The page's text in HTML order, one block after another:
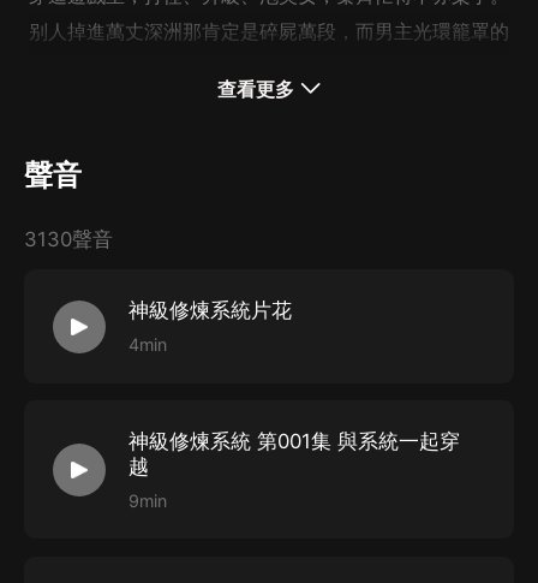
别人掉進萬丈深洲那肯定是碎屍萬段，而男主光環籠罩的
爽，一直通關一直爽。秦齊可謂是掙足了積分，換遍了武
CAST
3. 琴音子飾-系統/葉依靈 代表作/《重生之將門庶女》等
4. 梁億晨飾-林以形/蛋蛋/帝姬等
5. 紅棗蓉飾-付彩萱 代表作《暖愛》等
6.壞蛋不再飾-詩詩/司徒靜
代表作《神級遊戲設計師從嚇哭主播開始》等
查看更多
聲音
3130聲音
神級修煉系統片花
4min
神級修煉系統 第001集 與系統一起穿
越
9min